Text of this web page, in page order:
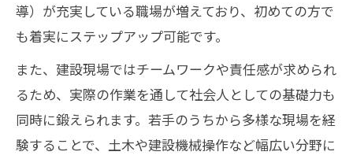
導）が充実している職場が増えており、初めての方で
も着実にステップアップ可能です。
また、建設現場ではチームワークや責任感が求められ
るため、実際の作業を通して社会人としての基礎力も
同時に鍛えられます。若手のうちから多様な現場を経
験することで、土木や建設機械操作など幅広い分野に